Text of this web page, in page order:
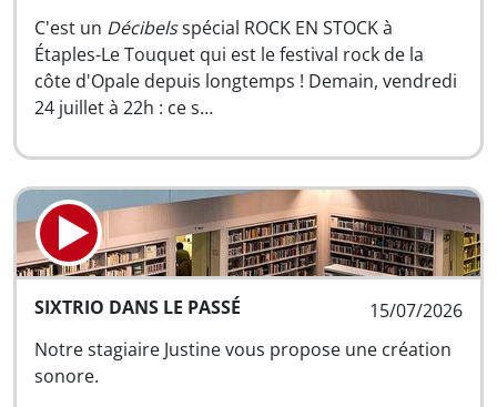
C'est un Décibelsspécial ROCK EN STOCK à
Étaples-Le Touquet qui est le festival rock de la
côte d'Opale depuis longtemps ! Demain, vendredi
24 juillet à 22h : ce s…
15/07/2026
SIXTRIO DANS LE PASSÉ
Notre stagiaire Justine vous propose une création
sonore.